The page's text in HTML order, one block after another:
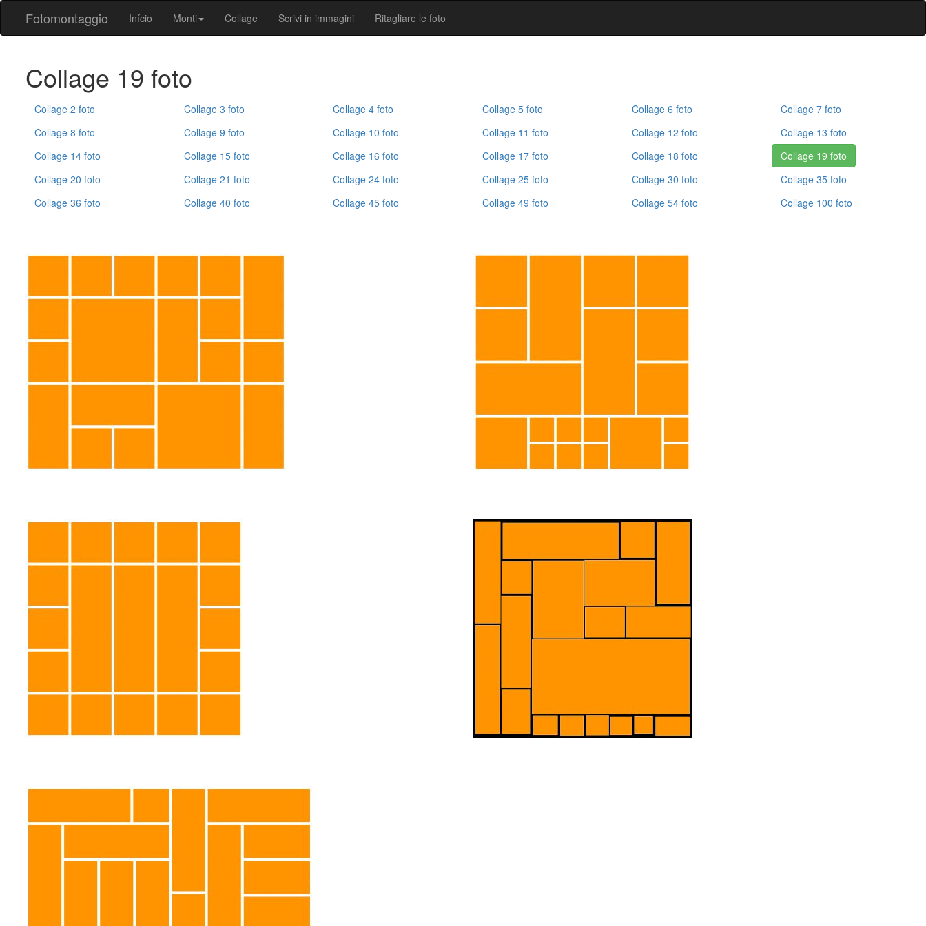
Fotomontaggio Início Monti Collage Scrivi in ​​immagini Ritagliare le foto
Collage 19 foto
Collage 2 foto Collage 3 foto Collage 4 foto Collage 5 foto Collage 6 foto
Collage 7 foto
Collage 8 foto
Collage 9 foto Collage 10 foto Collage 11 foto Collage 12 foto
Collage 13 foto
Collage 14 foto
Collage 15 foto Collage 16 foto Collage 17 foto Collage 18 foto
Collage 19 foto
Collage 20 foto
Collage 21 foto Collage 24 foto Collage 25 foto Collage 30 foto
Collage 35 foto
Collage 36 foto
Collage 40 foto Collage 45 foto Collage 49 foto Collage 54 foto Collage 100 foto